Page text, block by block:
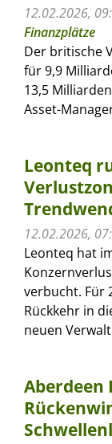
12.02.2026,
Finanzplätze
Der britische
für 9,9
13,5
Asset-
Leonteq
12.02.2026,
Leonteq hat
verbucht. Für
Rückkehr in
neuen
Aberdeen